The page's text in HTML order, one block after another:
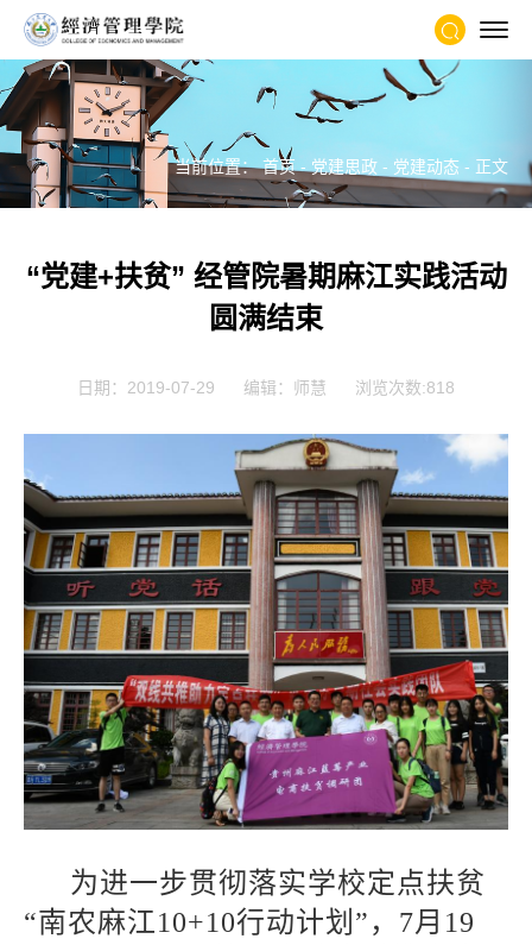
当前位置：首页- 党建思政 - 党建动态 - 正文
“党建+扶贫” 经管院暑期麻江实践活动
圆满结束
日期：2019-07-29 编辑：师慧 浏览次数:818
为进一步贯彻落实学校定点扶贫
“南农麻江10+10行动计划”，7月19